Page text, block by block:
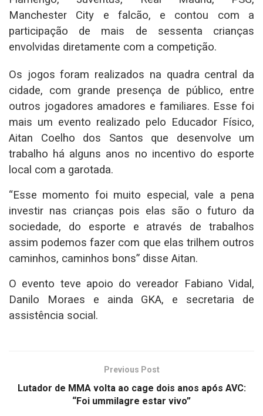
Manchester City e falcão, e contou com a
participação de mais de sessenta crianças
envolvidas diretamente com a competição.
Os jogos foram realizados na quadra central da
cidade, com grande presença de público, entre
outros jogadores amadores e familiares. Esse foi
mais um evento realizado pelo Educador Físico,
Aitan Coelho dos Santos que desenvolve um
trabalho há alguns anos no incentivo do esporte
local com a garotada.
“Esse momento foi muito especial, vale a pena
investir nas crianças pois elas são o futuro da
sociedade, do esporte e através de trabalhos
assim podemos fazer com que elas trilhem outros
caminhos, caminhos bons” disse Aitan.
O evento teve apoio do vereador Fabiano Vidal,
Danilo Moraes e ainda GKA, e secretaria de
assistência social.
Previous Post
Lutador de MMA volta ao cage dois anos após AVC:
“Foi ummilagre estar vivo”